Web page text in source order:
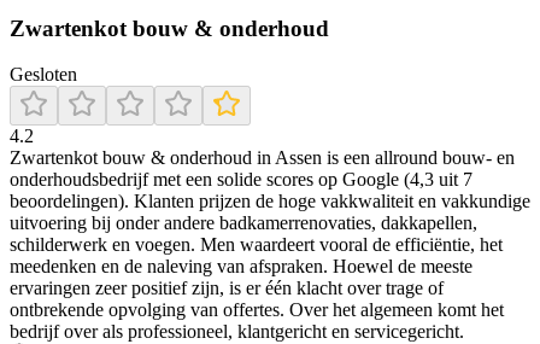
Zwartenkot bouw & onderhoud
Gesloten
4.2
Zwartenkot bouw & onderhoud in Assen is een allround bouw- en
onderhoudsbedrijf met een solide scores op Google (4,3 uit 7
beoordelingen). Klanten prijzen de hoge vakkwaliteit en vakkundige
uitvoering bij onder andere badkamerrenovaties, dakkapellen,
schilderwerk en voegen. Men waardeert vooral de efficiëntie, het
meedenken en de naleving van afspraken. Hoewel de meeste
ervaringen zeer positief zijn, is er één klacht over trage of
ontbrekende opvolging van offertes. Over het algemeen komt het
bedrijf over als professioneel, klantgericht en servicegericht.